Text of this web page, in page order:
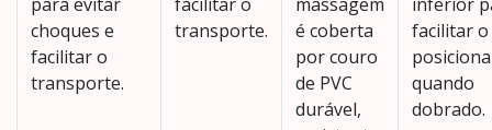
choques e
facilitar o
transporte.
transporte.
é coberta
por couro
de PVC
durável,
facilitar o
quando
dobrado.